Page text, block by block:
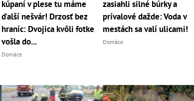
kúpaní v plese tu máme
ďalší nešvár! Drzosť bez
hraníc: Dvojica kvôli fotke
vošla do...
Domáce
zasiahli silné búrky a
prívalové dažde: Voda v
mestách sa valí ulicami!
Domáce